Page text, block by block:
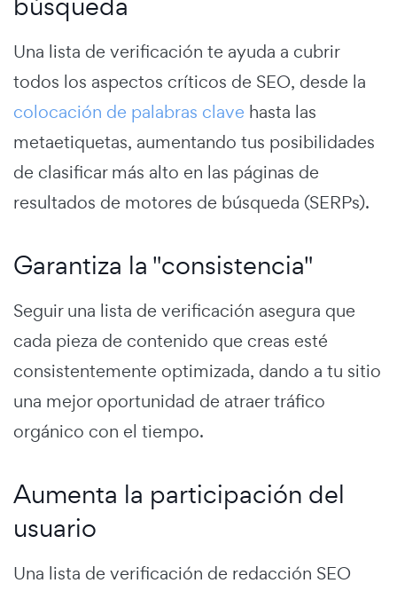
Una lista de verificación te ayuda a cubrir
todos los aspectos críticos de SEO, desde la
colocación de palabras clave hasta las
metaetiquetas, aumentando tus posibilidades
de clasificar más alto en las páginas de
resultados de motores de búsqueda (SERPs).
Garantiza la "consistencia"
Seguir una lista de verificación asegura que
cada pieza de contenido que creas esté
consistentemente optimizada, dando a tu sitio
una mejor oportunidad de atraer tráfico
orgánico con el tiempo.
Aumenta la participación del
usuario
Una lista de verificación de redacción SEO